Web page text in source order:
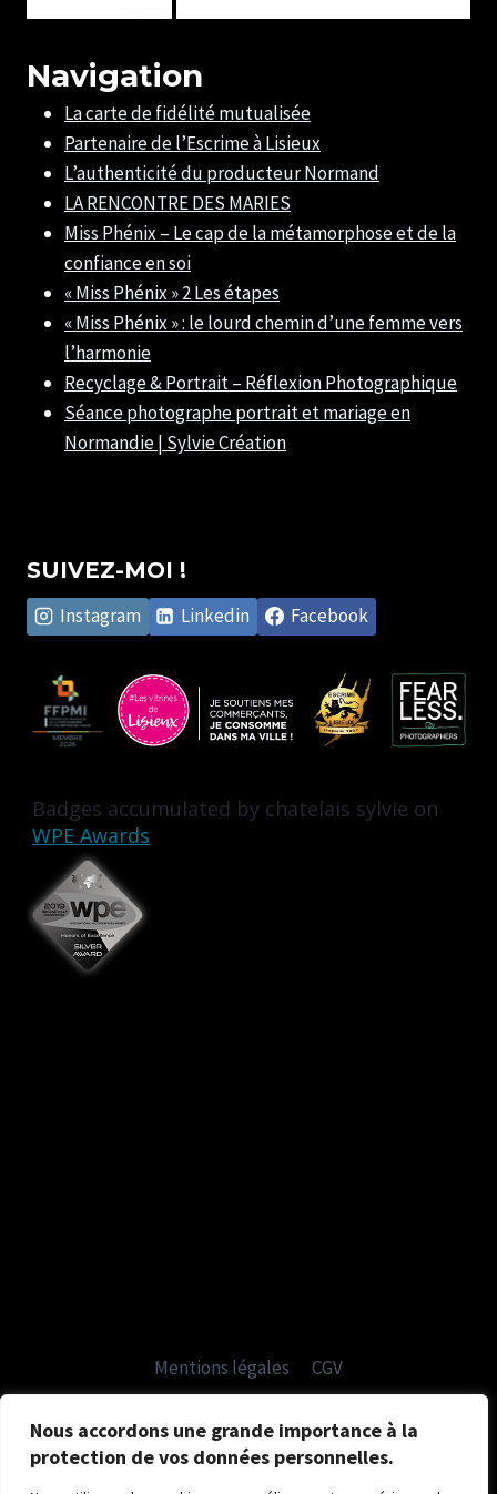
Nous accordons une grande importance à la
protection de vos données personnelles.
Navigation
La carte de fidélité mutualisée
Partenaire de l’Escrime à Lisieux
L’authenticité du producteur Normand
LA RENCONTRE DES MARIES
Miss Phénix – Le cap de la métamorphose et de la
confiance en soi
« Miss Phénix » 2 Les étapes
« Miss Phénix » : le lourd chemin d’une femme vers
l’harmonie
Recyclage & Portrait – Réflexion Photographique
Séance photographe portrait et mariage en
Normandie | Sylvie Création
SUIVEZ-MOI !
Instagram Linkedin Facebook
Mentions légales
CGV